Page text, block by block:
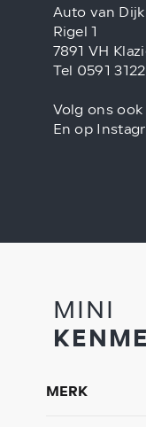
Auto van Dijk
Rigel 1
7891 VH
Tel 0591
Volg ons
En op
MINI
MERK